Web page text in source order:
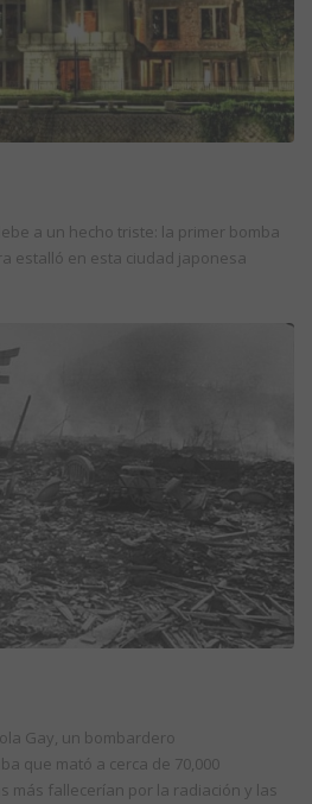
a un hecho triste: la primer bomba
estalló en esta ciudad japonesa
Gay, un bombardero
que mató a cerca de 70,000
más fallecerían por la radiación y las